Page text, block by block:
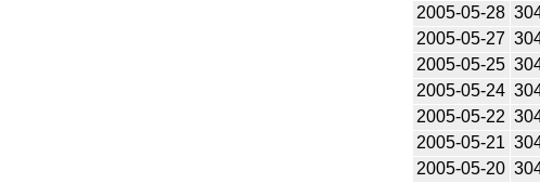
2005-05-28
2005-05-27
2005-05-25
2005-05-24
2005-05-22
2005-05-21
2005-05-20